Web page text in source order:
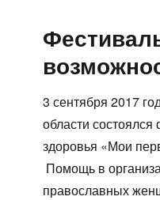
3 сентября 2017
области
здоровья «Мои
Помощь в
православных